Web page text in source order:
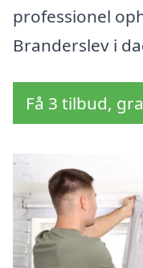
professionel
Branderslev i
Få 3 tilbud,